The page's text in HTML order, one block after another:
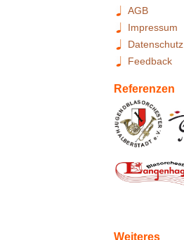
AGB
Impressum
Datenschutz
Feedback
Referenzen
Weiteres